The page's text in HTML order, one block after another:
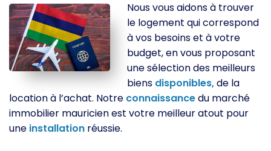
Nous vous aidons à trouver
le logement qui correspond
à vos besoins et à votre
budget, en vous proposant
une sélection des meilleurs
biens disponibles,de la
location à l’achat. Notre connaissancedu marché
immobilier mauricien est votre meilleur atout pour
une installation réussie.